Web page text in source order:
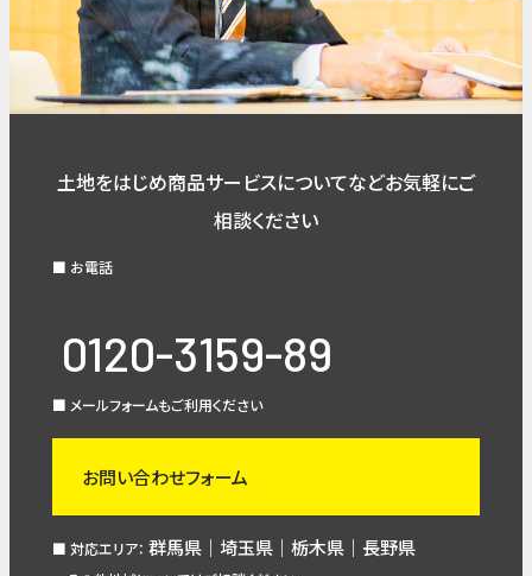
土地をはじめ商品サービスについてなどお気軽にご
相談ください
■ お電話
0120-3159-89
■ メールフォームもご利用ください
お問い合わせフォーム
■ 対応エリア： 群馬県｜埼玉県｜栃木県｜長野県